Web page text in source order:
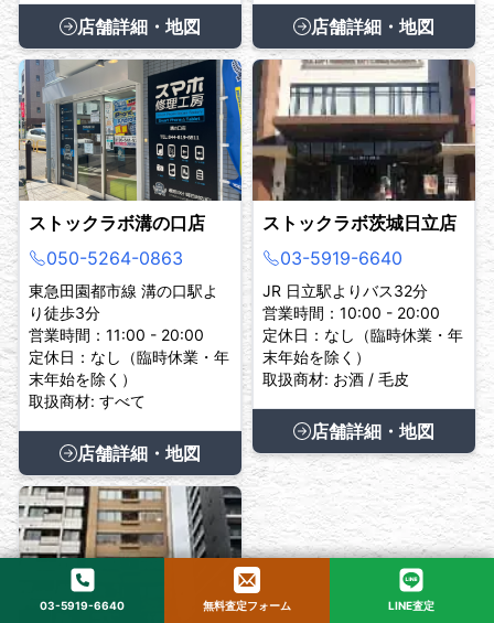
店舗詳細・地図 店舗詳細・地図
ストックラボ溝の口店
050-5264-0863
東急田園都市線 溝の口駅よ
り徒歩3分
営業時間：11:00 - 20:00
定休日：なし（臨時休業・年
末年始を除く）
取扱商材: すべて
店舗詳細・地図
ストックラボ茨城日立店
03-5919-6640
JR 日立駅よりバス32分
営業時間：10:00 - 20:00
定休日：なし（臨時休業・年
末年始を除く）
取扱商材: お酒 / 毛皮
店舗詳細・地図
03-5919-6640 無料査定フォーム LINE査定